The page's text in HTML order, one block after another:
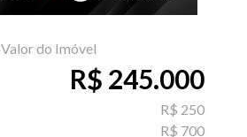
Valor do Imóvel
R$ 245.000
R$ 250
R$ 700